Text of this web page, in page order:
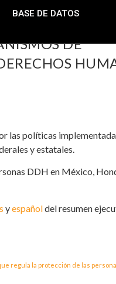
BASE DE DATOS
DE
las políticas
y estatales.
DDH en México,
yespañoldel resumen